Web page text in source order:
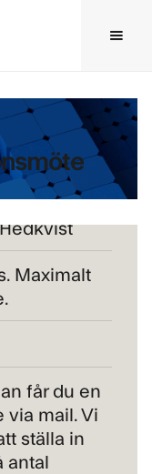
vill veta
Maximalt
får du en
via mail. Vi
ställa in
antal